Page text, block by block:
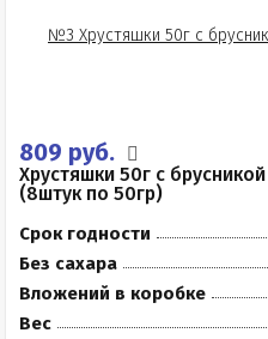
809 руб.
Хрустяшки 50г с
(8штук по 50гр)
Срок годности
Без сахара
Вложений в коробке
Вес